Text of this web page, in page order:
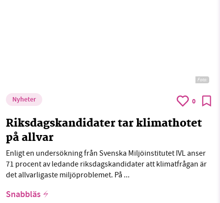
Foto:
Nyheter 0
Riksdagskandidater tar klimathotet
på allvar
Enligt en undersökning från Svenska Miljöinstitutet IVL anser
71 procent av ledande riksdagskandidater att klimatfrågan är
det allvarligaste miljöproblemet. På ...
Snabbläs